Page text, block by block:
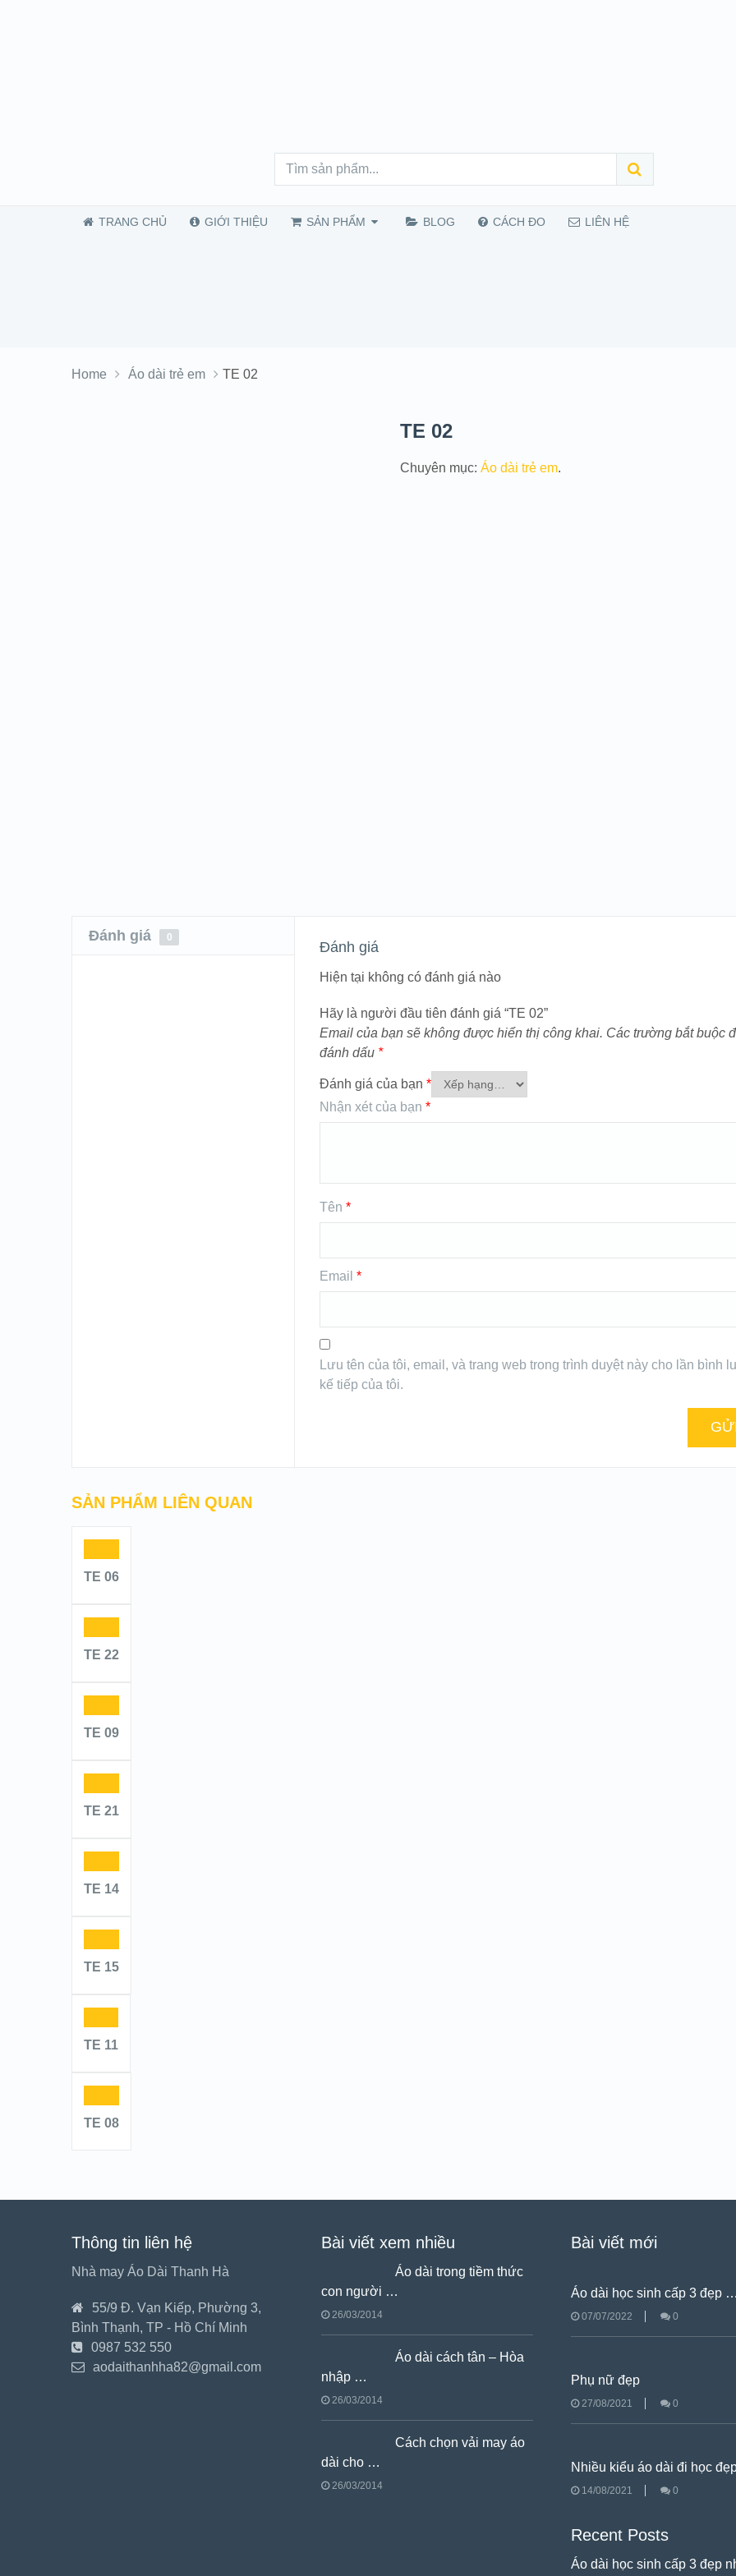
TRANG CHỦ GIỚI THIỆU SẢN PHẨM BLOG CÁCH ĐO LIÊN HỆ
Home Áo dài trẻ em TE 02
TE 02
Chuyên mục: Áo dài trẻ em.
Đánh giá 0
Đánh giá
Hiện tại không có đánh giá nào
Hãy là người đầu tiên đánh giá “TE 02”
Email của bạn sẽ không được hiển thị công khai. Các trường bắt buộc
đánh dấu *
Đánh giá của bạn*
Nhận xét của bạn*
Tên*
Email*
Lưu tên của tôi, email, và trang web trong trình duyệt này cho lần bình
kế tiếp của tôi.
SẢN PHẨM LIÊN QUAN
TE 06
TE 22
TE 09
TE 21
TE 14
TE 15
TE 11
TE 08
Thông tin liên hệ
Nhà may Áo Dài Thanh Hà
55/9 Đ. Vạn Kiếp, Phường 3,
Bình Thạnh, TP - Hồ Chí Minh
0987 532 550
aodaithanhha82@gmail.com
Bài viết xem nhiều
Áo dài trong tiềm thức
con người …
26/03/2014
Áo dài cách tân – Hòa
nhập …
26/03/2014
Cách chọn vải may áo
dài cho …
26/03/2014
Bài viết mới
Áo dài học sinh cấp 3 đẹp
07/07/2022 0
Phụ nữ đẹp
27/08/2021 0
Nhiều kiểu áo dài đi học
14/08/2021 0
Recent Posts
Áo dài học sinh cấp 3 đẹp